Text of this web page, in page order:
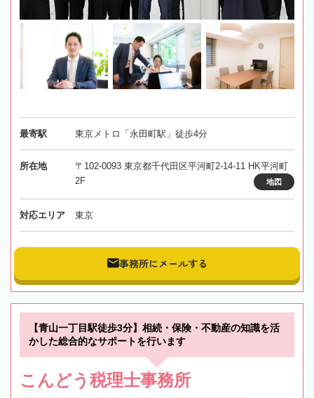
最寄駅 東京メトロ「永田町駅」徒歩4分
所在地
〒102-0093 東京都千代田区平河町2-14-11 HK平河町
2F
地図
対応エリア 東京
事務所にメールする
【青山一丁目駅徒歩3分】相続・保険・不動産の知識を活
かした総合的なサポートを行います
こんどう税理士事務所